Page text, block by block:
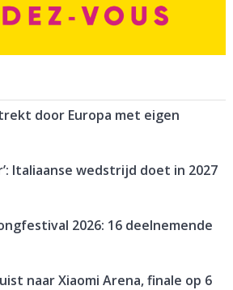
door Europa met eigen
Italiaanse wedstrijd doet in 2027
2026: 16 deelnemende
naar Xiaomi Arena, finale op 6